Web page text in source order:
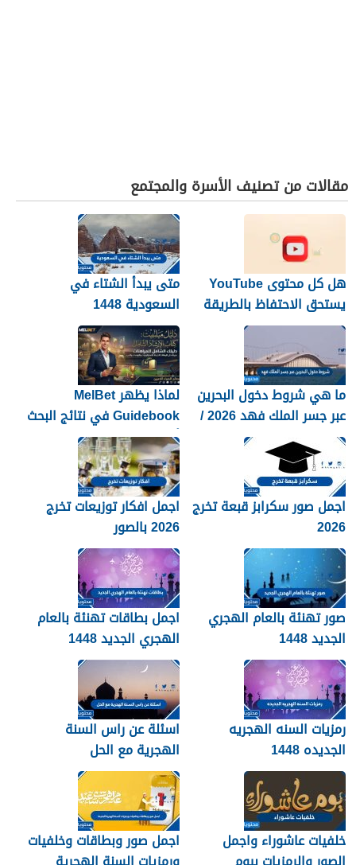
مقالات من تصنيف الأسرة والمجتمع
هل كل محتوى YouTube
يستحق الاحتفاظ بالطريقة
نفسها؟
متى يبدأ الشتاء في
السعودية 1448
ما هي شروط دخول البحرين
عبر جسر الملك فهد 2026 /
1448
لماذا يظهر MelBet
Guidebook في نتائج البحث
أكثر من صفحات كثيرة؟
اجمل صور سكرابز قبعة تخرج
2026
اجمل افكار توزيعات تخرج
2026 بالصور
صور تهنئة بالعام الهجري
الجديد 1448
اجمل بطاقات تهنئة بالعام
الهجري الجديد 1448
رمزيات السنه الهجريه
الجديده 1448
اسئلة عن راس السنة
الهجرية مع الحل
خلفيات عاشوراء واجمل
اجمل صور وبطاقات وخلفيات